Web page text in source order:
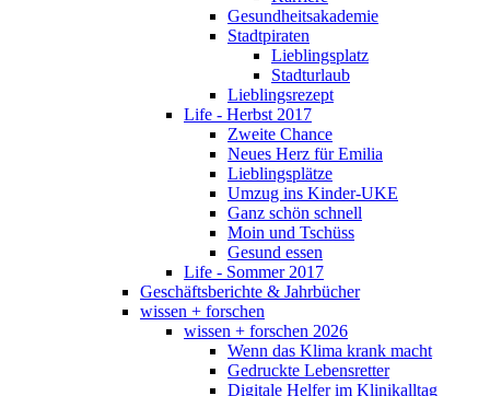
Gesundheitsakademie
Stadtpiraten
Lieblingsplatz
Stadturlaub
Lieblingsrezept
Life - Herbst 2017
Zweite Chance
Neues Herz für Emilia
Lieblingsplätze
Umzug ins Kinder-UKE
Ganz schön schnell
Moin und Tschüss
Gesund essen
Life - Sommer 2017
Geschäftsberichte & Jahrbücher
wissen + forschen
wissen + forschen 2026
Wenn das Klima krank macht
Gedruckte Lebensretter
Digitale Helfer im Klinikalltag